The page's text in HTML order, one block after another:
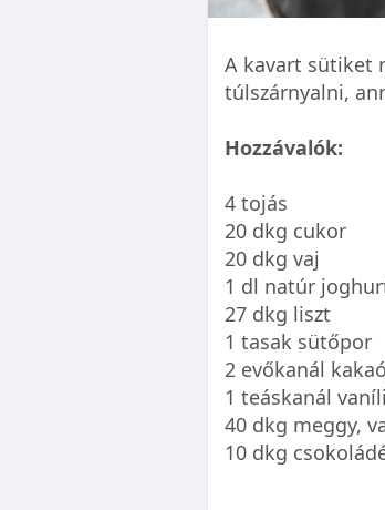
A kavart sütiket
túlszárnyalni,
Hozzávalók:
4 tojás
20 dkg cukor
20 dkg vaj
1 dl natúr
27 dkg liszt
1 tasak sütőpor
2 evőkanál
1 teáskanál
40 dkg meggy,
10 dkg